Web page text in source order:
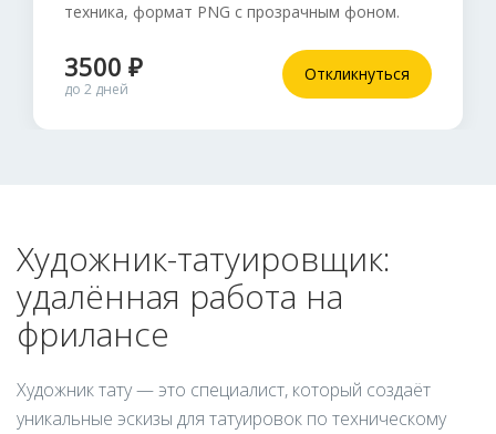
техника, формат PNG с прозрачным фоном.
3500 ₽
до 2 дней
Откликнуться
Художник-татуировщик:
удалённая работа на
фрилансе
Художник тату — это специалист, который создаёт
уникальные эскизы для татуировок по техническому